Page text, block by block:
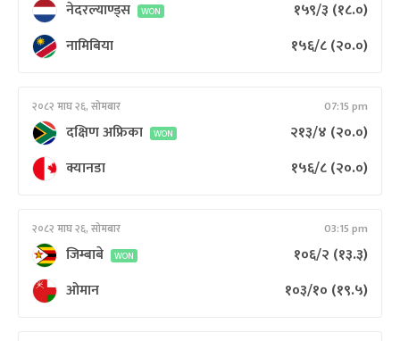
नेदरल्याण्ड्स WON १५९/३ (१८.०)
नामिबिया
१५६/८(२०.०)
२०८२ माघ २६, सोमबार 07:15 pm
दक्षिण अफ्रिका WON २१३/४ (२०.०)
क्यानडा
१५६/८(२०.०)
२०८२ माघ २६, सोमबार 03:15 pm
जिम्बाबे WON १०६/२ (१३.३)
ओमान
१०३/१० (१९.५)